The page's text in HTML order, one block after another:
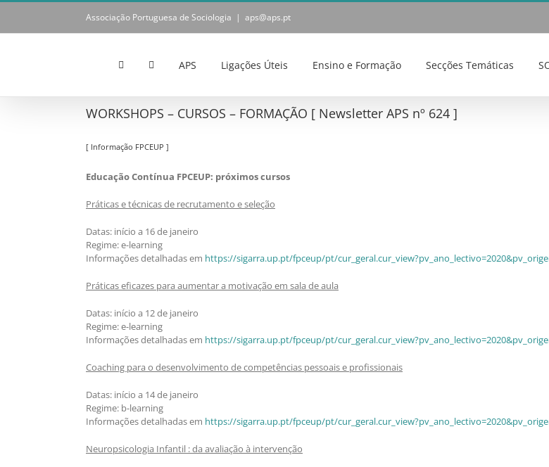
Skip
content
Associação Portuguesa de Sociologia | aps@aps.pt
APS Ligações Úteis Ensino e Formação Secções Temáticas
WORKSHOPS – CURSOS – FORMAÇÃO [ Newsletter APS nº 624 ]
[ Informação FPCEUP ]
Educação Contínua FPCEUP: próximos cursos
Práticas e técnicas de recrutamento e seleção
Datas: início a 16 de janeiro
Regime: e-learning
Informações detalhadas em https://sigarra.up.pt/fpceup/pt/
Práticas eficazes para aumentar a motivação em sala de aula
Datas: início a 12 de janeiro
Regime: e-learning
Informações detalhadas em https://sigarra.up.pt/fpceup/pt/
Coaching para o desenvolvimento de competências pessoais e profissionais
Datas: início a 14 de janeiro
Regime: b-learning
Informações detalhadas em https://sigarra.up.pt/fpceup/pt/
Neuropsicologia Infantil : da avaliação à intervenção